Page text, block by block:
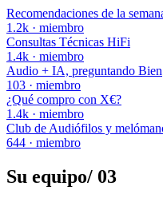
Recomendaciones de la
1.2k · miembro
Consultas Técnicas HiFi
1.4k · miembro
Audio + IA, preguntando Bien
103 · miembro
¿Qué compro con X€?
1.4k · miembro
Club de Audiófilos y
644 · miembro
Su equipo/ 03